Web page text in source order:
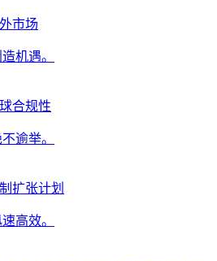
市场
机遇。
合规性
逾举。
扩张计划
高效。